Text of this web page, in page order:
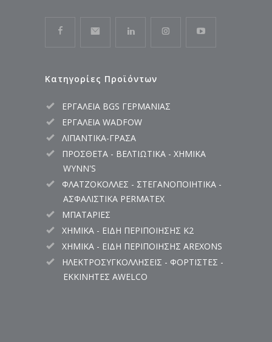
Κατηγορίες Προϊόντων
ΕΡΓΑΛΕΙΑ BGS ΓΕΡΜΑΝΙΑΣ
ΕΡΓΑΛΕΙΑ WADFOW
ΛΙΠΑΝΤΙΚΑ-ΓΡΑΣΑ
ΠΡΟΣΘΕΤΑ - ΒΕΛΤΙΩΤΙΚΑ - ΧΗΜΙΚΑ
WYNN'S
ΦΛΑΤΖΟΚΟΛΛΕΣ - ΣΤΕΓΑΝΟΠΟΙΗΤΙΚΑ -
ΑΣΦΑΛΙΣΤΙΚΑ PERMATEX
ΜΠΑΤΑΡΙΕΣ
ΧΗΜΙΚΑ - ΕΙΔΗ ΠΕΡΙΠΟΙΗΣΗΣ K2
ΧΗΜΙΚΑ - ΕΙΔΗ ΠΕΡΙΠΟΙΗΣΗΣ AREXONS
ΗΛΕΚΤΡΟΣΥΓΚΟΛΛΗΣΕΙΣ - ΦΟΡΤΙΣΤΕΣ -
ΕΚΚΙΝΗΤΕΣ AWELCO